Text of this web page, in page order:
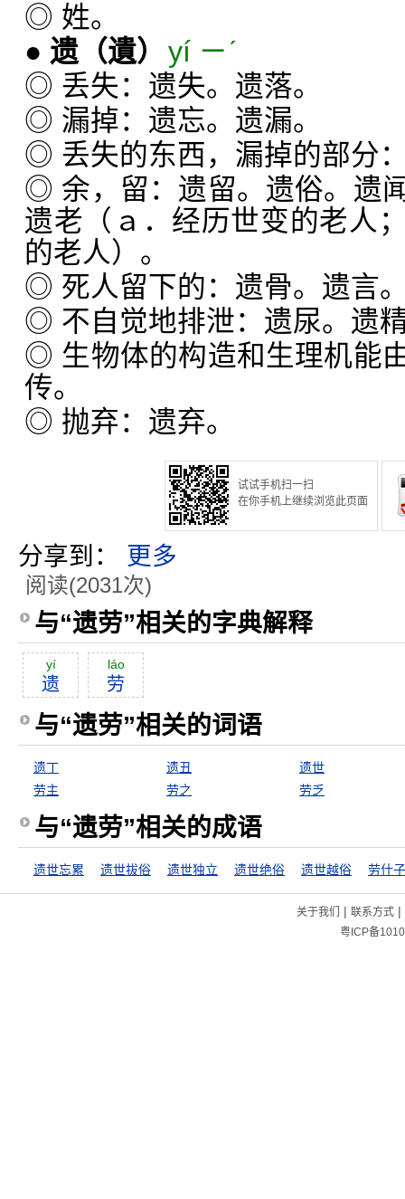
◎ 姓。
● 遗 （遺） yí ㄧˊ
◎ 丢失：遗失。遗落。
◎ 漏掉：遗忘。遗漏。
◎ 丢失的东西，漏掉的部分
◎ 余，留：遗留。遗俗。遗
遗老（ａ．经历世变的老人
的老人）。
◎ 死人留下的：遗骨。遗言
◎ 不自觉地排泄：遗尿。遗
◎ 生物体的构造和生理机能
传。
◎ 抛弃：遗弃。
试试手机扫一扫
在你手机上继续浏览此页面
分享到： 更多
阅读(2031次)
与“遗劳”相关的字典解释
yí
遗
láo
劳
与“遗劳”相关的词语
遗丁 遗丑
遗世
劳主
劳之 劳乏
与“遗劳”相关的成语
遗世忘累 遗世拔俗 遗世独立 遗世绝俗 遗世越俗 劳什子
关于我们 | 联系方式|
粤ICP备